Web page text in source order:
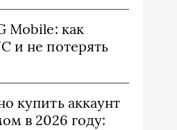
Mobile: как
и не потерять
купить аккаунт
в 2026 году: